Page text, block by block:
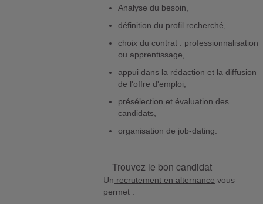
Analyse du besoin,
définition du profil recherché,
choix du contrat : professionnalisation
ou apprentissage,
appui dans la rédaction et la diffusion
de l'offre d'emploi,
présélection et évaluation des
candidats,
organisation de job-dating.
Trouvez le bon candidat
Un recrutement en alternance vous
permet :